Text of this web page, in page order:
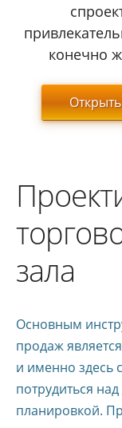
конечно
зала
Основным
продаж
и именно здесь
потрудиться
планировкой.